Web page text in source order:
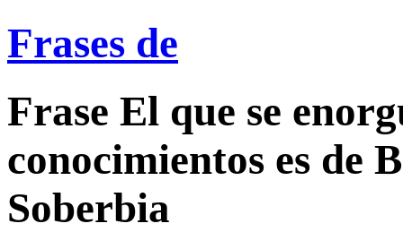
Frases de
Frase El que se
conocimientos es de
Soberbia